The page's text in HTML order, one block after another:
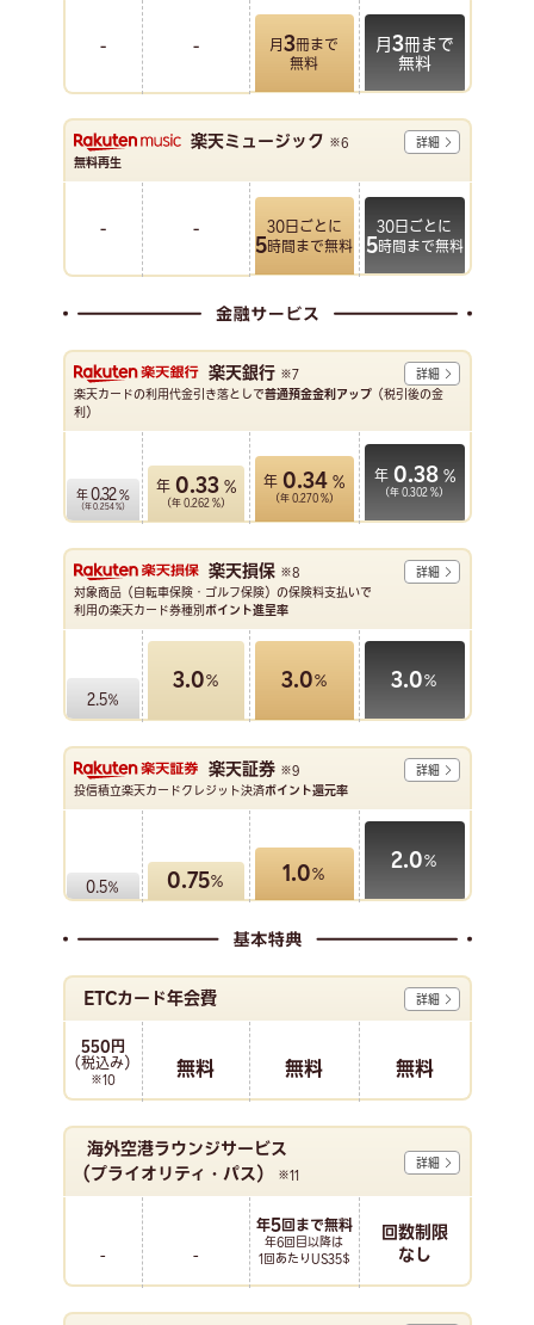
- - 月 3冊まで
無料
月 3冊まで
無料
楽天ミュージック ※6
詳細
無料再生
- - 30日ごとに
5時間まで無料
30日ごとに
5時間まで無料
楽天銀行 ※7
詳細
楽天カードの利用代金引き落としで普通預金金利アップ （税引後の金
利）
年 0.32 %
（年0.254 %）
年0.33 %
（年0.262 %）
年 0.34 %
（年0.270 %）
年0.38 %
（年 0.302%）
楽天損保 ※8
詳細
対象商品（自転車保険・ゴルフ保険）の保険料支払いで
利用の楽天カード券種別 ポイント進呈率
2.5％
3.0％ 3.0％ 3.0％
楽天証券 ※9
詳細
投信積立楽天カードクレジット決済ポイント還元率
0.5％ 0.75％ 1.0％
2.0％
ETCカード年会費 詳細
550円
（税込み）
※10
無料 無料 無料
海外空港ラウンジサービス
（プライオリティ・パス）
※11
詳細
- -
年5回まで無料
年6回目以降は
1回あたりUS35$
回数制限
なし